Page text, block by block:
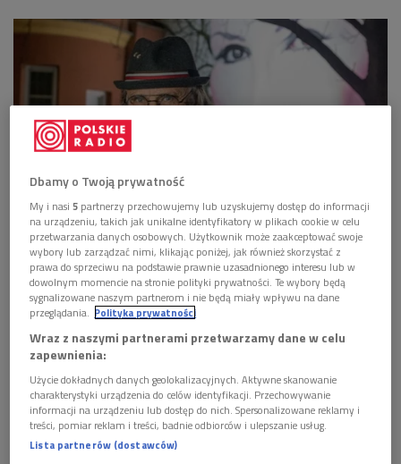
W krótkich, humorystycznych historiach, zawartych w książce "Kora i inne
zwierzęta", Kamil Sipowicz opisuje swoje relacje z "braćmi mniejszymi"
Tomasz Jastrzebowski/REPORTER/East News
Posłuchaj rozmowy w audycji "Poranek Dwójki" >>>
W krótkich, humorystycznych historiach, zawartych w książce
"Kora i inne zwierzęta",
z "braćmi mniejszymi". Odsłania autentyczną więź, jaka
łączyła jego i Korę z ich zwierzęcymi towarzyszami. Na
kartach książki pojawiają się psy, koty, węże i lamy, ale też
mniej typowi mieszkańcy Roztocza – pogranicznej krainy
Dbamy o Twoją prywatność
My i nasi5 partnerzy przechowujemy lub uzyskujemy dostęp do informacji
na urządzeniu, takich jak unikalne identyfikatory w plikach cookie w celu
przetwarzania danych osobowych. Użytkownik może zaakceptować swoje
wybory lub zarządzać nimi, klikając poniżej, jak również skorzystać z
prawa do sprzeciwu na podstawie prawnie uzasadnionego interesu lub w
dowolnym momencie na stronie polityki prywatności. Te wybory będą
sygnalizowane naszym partnerom i nie będą miały wpływu na dane
przeglądania. Polityka prywatności
Wraz z naszymi partnerami przetwarzamy dane w celu
zapewnienia:
Użycie dokładnych danych geolokalizacyjnych. Aktywne skanowanie
charakterystyki urządzenia do celów identyfikacji. Przechowywanie
informacji na urządzeniu lub dostęp do nich. Spersonalizowane reklamy i
treści, pomiar reklam i treści, badnie odbiorców i ulepszanie usług.
Lista partnerów (dostawców)